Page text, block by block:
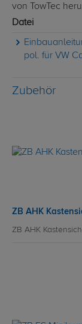
von TowTec
Datei
pol. für VW
Zubehör
ZB AHK
ZB AHK